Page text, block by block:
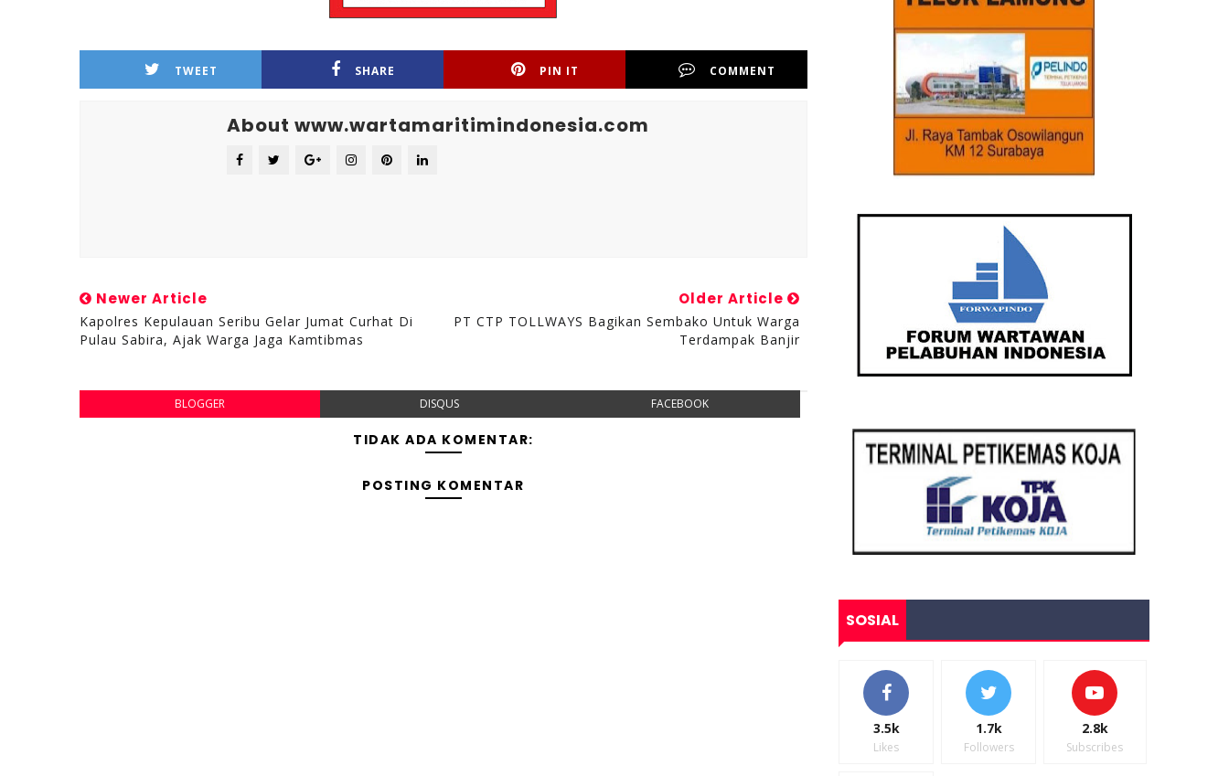
TWEET SHARE PIN IT COMMENT
About www.wartamaritimindonesia.com
Newer Article
Kapolres Kepulauan Seribu Gelar Jumat Curhat Di
Pulau Sabira, Ajak Warga Jaga Kamtibmas
Older Article
PT CTP TOLLWAYS Bagikan Sembako Untuk Warga
Terdampak Banjir
BLOGGER DISQUS FACEBOOK
TIDAK ADA KOMENTAR:
POSTING KOMENTAR
SOSIAL
3.5k
Likes
1.7k
Followers
2.8k
Subscribes